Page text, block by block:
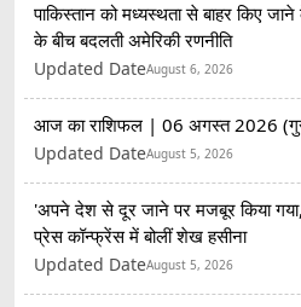
पाकिस्तान को मध्यस्थता से बाहर किए
के बीच बदलती अमेरिकी रणनीति
Updated DateAugust 6, 2026
आज का राशिफल | 06 अगस्त 2026
Updated DateAugust 5, 2026
'अपने देश से दूर जाने पर मजबूर किया गया,
प्रेस कॉन्फ्रेंस में बोलीं शेख हसीना
Updated DateAugust 5, 2026